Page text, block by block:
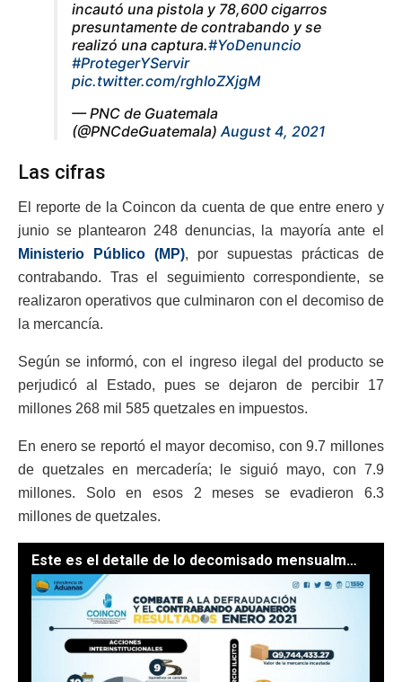
incautó una pistola y 78,600 cigarros
presuntamente de contrabando y se
realizó una captura.#YoDenuncio
#ProtegerYServir
pic.twitter.com/rghIoZXjgM
— PNC de Guatemala
(@PNCdeGuatemala) August 4, 2021
Las cifras
El reporte de la Coincon da cuenta de que entre enero y
junio se plantearon 248 denuncias, la mayoría ante el
Ministerio Público (MP), por supuestas prácticas de
contrabando. Tras el seguimiento correspondiente, se
realizaron operativos que culminaron con el decomiso de
la mercancía.
Según se informó, con el ingreso ilegal del producto se
perjudicó al Estado, pues se dejaron de percibir 17
millones 268 mil 585 quetzales en impuestos.
En enero se reportó el mayor decomiso, con 9.7 millones
de quetzales en mercadería; le siguió mayo, con 7.9
millones. Solo en esos 2 meses se evadieron 6.3
millones de quetzales.
Este es el detalle de lo decomisado mensualmente. /Fotos: SAT